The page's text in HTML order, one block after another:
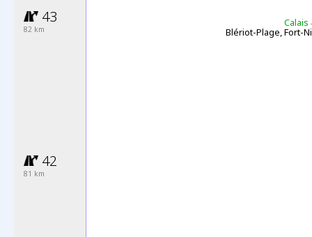
43
82 km
Calais
Blériot-Plage, Fort-
42
81 km